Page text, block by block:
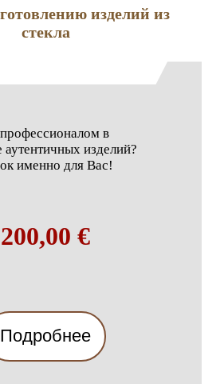
изделий из
стекла
профессионалом в
аутентичных изделий?
именно для Вас!
200,00 €
Подробнее